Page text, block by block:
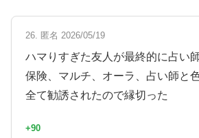
26. 匿名 2026/05/19
ハマりすぎた友人が最終的に占い
保険、マルチ、オーラ、占い師と
全て勧誘されたので縁切った
+90